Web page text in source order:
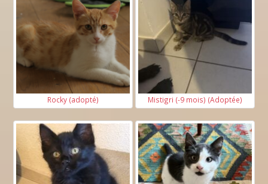
Rocky (adopté) Mistigri (-9 mois) (Adoptée)